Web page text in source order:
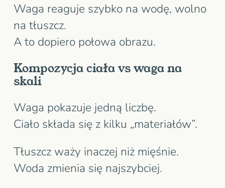
Waga reaguje szybko na wodę, wolno
na tłuszcz.
A to dopiero połowa obrazu.
Kompozycja ciała vs waga na
skali
Waga pokazuje jedną liczbę.
Ciało składa się z kilku „materiałów”.
Tłuszcz waży inaczej niż mięśnie.
Woda zmienia się najszybciej.